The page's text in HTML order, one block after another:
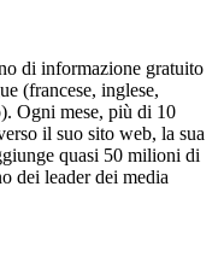
di informazione gratuito
(francese, inglese,
Ogni mese, più di 10
il suo sito web, la sua
quasi 50 milioni di
dei leader dei media